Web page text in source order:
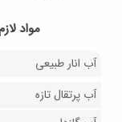
مواد
آب انار طبیعی
آب پرتقال تازه